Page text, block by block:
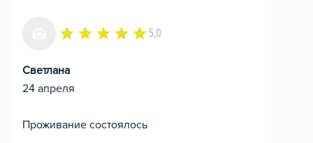
5,0
Светлана
24 апреля
Проживание состоялось